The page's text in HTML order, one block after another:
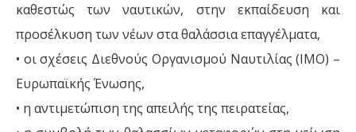
καθεστώς των ναυτικών, στην εκπαίδευση και
προσέλκυση των νέων στα θαλάσσια επαγγέλματα,
• οι σχέσεις Διεθνούς Οργανισμού Ναυτιλίας (ΙΜΟ) –
Ευρωπαϊκής Ένωσης,
• η αντιμετώπιση της απειλής της πειρατείας,